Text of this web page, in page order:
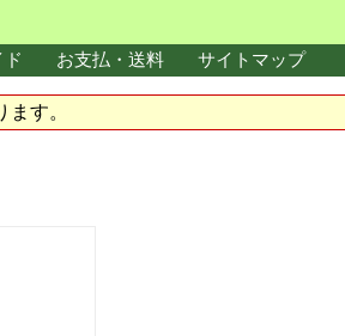
ド お支払・送料 サイトマップ
す。